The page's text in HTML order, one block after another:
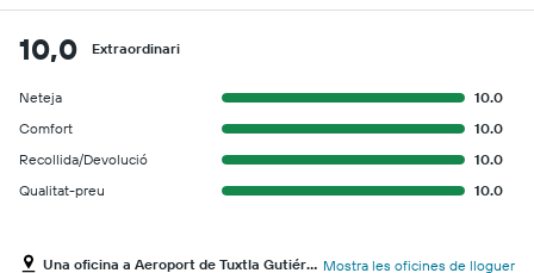
10,0 Extraordinari
Neteja
10.0
Comfort
10.0
Recollida/Devolució
10.0
Qualitat-preu
10.0
Una oficina a Aeroport de Tuxtla Gutiérrez Ángel Albino Corzo Mostra les oficines de lloguer